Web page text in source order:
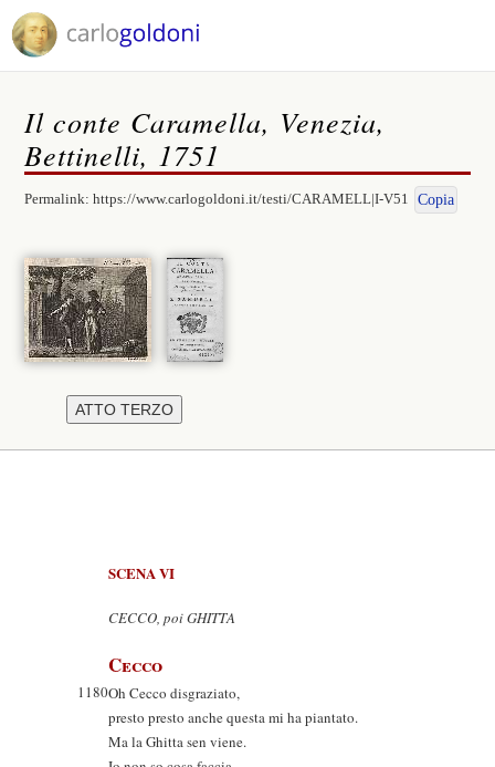
Il conte Caramella, Venezia,
Bettinelli, 1751
Permalink:https://www.carlogoldoni.it/testi/CARAMELL|I-V51 Copia
SCENA VI
CECCO, poi GHITTA
Cecco
1180Oh Cecco disgraziato,
presto presto anche questa mi ha piantato.
Ma la Ghitta sen viene.